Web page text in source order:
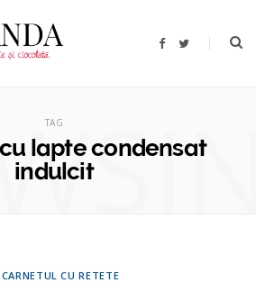
F
T
TAG
lapte condensat
indulcit
CARNETUL CU RETETE